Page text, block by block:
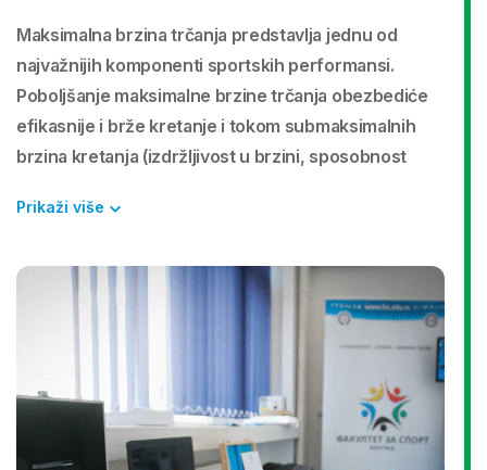
Maksimalna brzina trčanja predstavlja jednu od
najvažnijih komponenti sportskih performansi.
Poboljšanje maksimalne brzine trčanja obezbediće
efikasnije i brže kretanje i tokom submaksimalnih
brzina kretanja (izdržljivost u brzini, sposobnost
sposobnosti ubrzanja i agilnosti.
Dijagnostička procedura koja meri maksimalnu
brzinu i agilnost koristi
izuzetno pouzdansistem
fotoćelija, WITTY sistem, koji beleži rezultate sa
Sistem može pratiti
performanse na različitim testovima: pojedinačni sprint,
ponavljajući sprint, testove agilnosti prilagođene različitim
sportovima, itd.
Prikaži više